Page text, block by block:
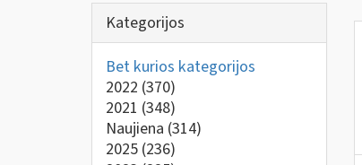
Kategorijos
Bet kurios kategorijos
2022 (370)
2021 (348)
Naujiena (314)
2025 (236)